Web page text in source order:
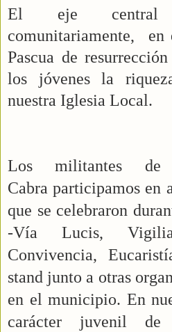
El eje central
comunitariamente,
Pascua de
los jóvenes la
nuestra Iglesia Local.
Los militantes
Cabra participamos en
que se celebraron
-Vía Lucis,
Convivencia,
stand junto a otras
en el municipio. En
carácter juvenil de